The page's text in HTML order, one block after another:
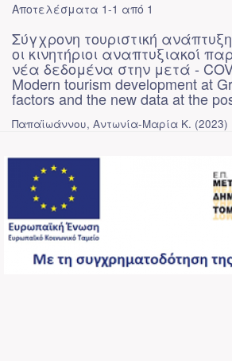
Αποτελέσματα 1-1 από 1
Σύγχρονη τουριστική
οι κινητήριοι αναπτυξιακοί
νέα δεδομένα στην μετά -
Modern tourism development at
factors and the new data at the
Παπαϊωάννου, Αντωνία-Μαρία Κ. (2023)